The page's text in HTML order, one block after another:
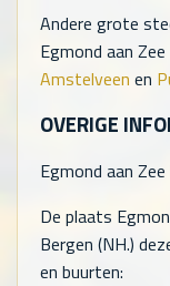
Andere grote
Egmond aan Zee
Amstelveen en
OVERIGE
Egmond aan
De plaats
Bergen (NH.)
en buurten: